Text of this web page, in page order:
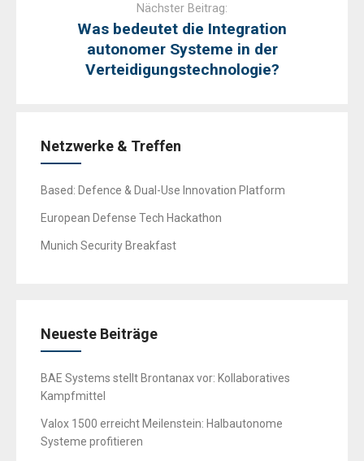
Nächster Beitrag:
Was bedeutet die Integration
autonomer Systeme in der
Verteidigungstechnologie?
Netzwerke & Treffen
Based: Defence & Dual-Use Innovation Platform
European Defense Tech Hackathon
Munich Security Breakfast
Neueste Beiträge
BAE Systems stellt Brontanax vor: Kollaboratives
Kampfmittel
Valox 1500 erreicht Meilenstein: Halbautonome
Systeme profitieren